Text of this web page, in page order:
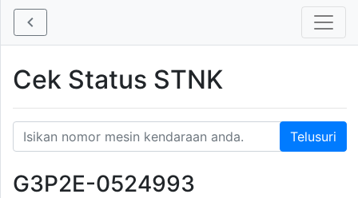
Cek Status STNK
G3P2E-0524993